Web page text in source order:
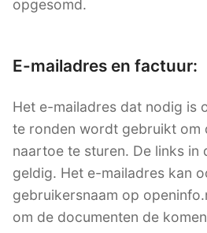
opgesomd.
E-mailadres en factuur:
Het e-mailadres dat nodig is
te ronden wordt gebruikt om
naartoe te sturen. De links in
geldig. Het e-mailadres kan
gebruikersnaam op
om de documenten de